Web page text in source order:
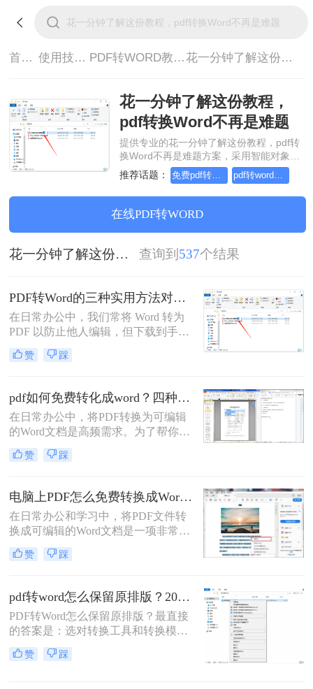
首页> 使用技巧> PDF转WORD教程> 花一分钟了解这份教程，pdf转换Word不再是难题
花一分钟了解这份教程，
pdf转换Word不再是难题
提供专业的花一分钟了解这份教程，pdf转
换Word不再是难题方案，采用智能对象流
重构技术，确保文档1:1高保真还原且排版
不乱码。支持一键批量处理，全链路 SSL
加密保障隐私安全。助您快速实现花一分
钟了解这份教程，pdf转换Word不再是难
题，无需安装，高效办公。
推荐话题： 免费pdf转word的三种方法
在线PDF转WORD
花一分钟了解这份教程，pdf转换Word不再是难题 查询到 537个结果
PDF转Word的三种实用方法对比：可编辑、保格式、避风险！
在日常办公中，我们常将 Word 转为
PDF 以防止他人编辑，但下载到手的
PDF 往往又需要修改内容，这时就不
得不将 PDF 再转回 Word。然而，很
错乱，要么工具捆绑广告，甚至文件
受损。那么 PDF 如何改成 Word 文
档？本文从 转换质量、操作难度、文
件安全、批量能力 四个维度，对比三
种主流方法，帮助您快速选出最合适
的那一种。
赞 踩
pdf如何免费转化成word？四种方法对比与实操指南（附详细表格）
在日常办公中，将PDF转换为可编辑
的Word文档是高频需求。为了帮你快
速选出最适合自己的方案，下表汇总
了四种主流免费方法的核心差异：
赞 踩
电脑上PDF怎么免费转换成Word？四种方法对比与实操指南（附详细表格）!
在日常办公和学习中，将PDF文件转
换成可编辑的Word文档是一项非常高
频的需求。PDF虽然版式固定、不易
篡改，但编辑修改较为困难，而Word
为了帮你快速选出最适合自己的转换
方式，下表汇总了四种主流免费方法
的核心差异：
赞 踩
pdf转word怎么保留原排版？2026最新实测，这5种方法从免费到专业全搞定！
PDF转Word怎么保留原排版？最直接
的答案是：选对转换工具和转换模式
——可编辑PDF优先用Word直接打开
或专业转换软件的“排版优先”模式，
赞 踩